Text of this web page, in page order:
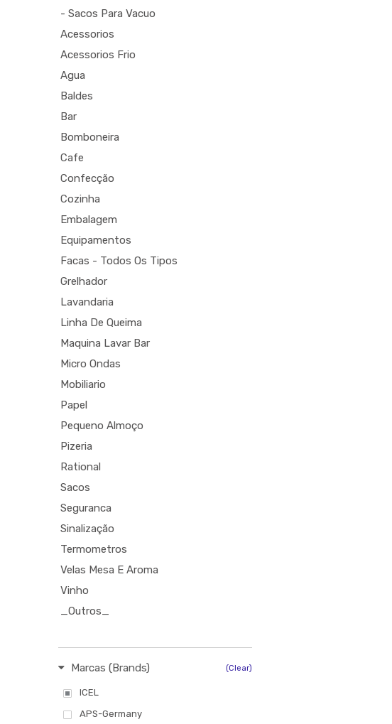
- Sacos Para Vacuo
Acessorios
Acessorios Frio
Agua
Baldes
Bar
Bomboneira
Cafe
Confecção
Cozinha
Embalagem
Equipamentos
Facas - Todos Os Tipos
Grelhador
Lavandaria
Linha De Queima
Maquina Lavar Bar
Micro Ondas
Mobiliario
Papel
Pequeno Almoço
Pizeria
Rational
Sacos
Seguranca
Sinalização
Termometros
Velas Mesa E Aroma
Vinho
_Outros_
Marcas (Brands) (Clear)
ICEL
APS-Germany